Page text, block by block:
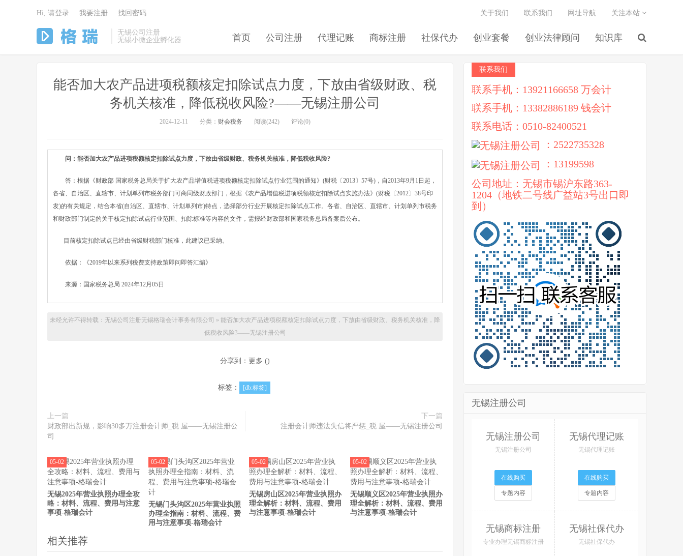
无锡公司注册
无锡小微企业孵化器
首页 公司注册 代理记账 商标注册 社保代办 创业套餐 创业法律顾问 知识库
关于我们 联系我们 网址导航 关注本站
Hi, 请登录 我要注册 找回密码
能否加大农产品进项税额核定扣除试点力度，下放由省级财政、税
务机关核准，降低税收风险?——无锡注册公司
2024-12-11 分类： 财会税务 阅读(242) 评论(0)
问：能否加大农产品进项税额核定扣除试点力度，下放由省级财政、税务机关核准，降低税收风险?
答：根据《财政部 国家税务总局关于扩大农产品增值税进项税额核定扣除试点行业范围的通知》(财税〔2013〕57号)，自2013年9月1日起，
各省、自治区、直辖市、计划单列市税务部门可商同级财政部门，根据《农产品增值税进项税额核定扣除试点实施办法》(财税〔2012〕38号印
发)的有关规定，结合本省(自治区、直辖市、计划单列市)特点，选择部分行业开展核定扣除试点工作。各省、自治区、直辖市、计划单列市税务
和财政部门制定的关于核定扣除试点行业范围、扣除标准等内容的文件，需报经财政部和国家税务总局备案后公布。
目前核定扣除试点已经由省级财税部门核准，此建议已采纳。
依据：《2019年以来系列税费支持政策即问即答汇编》
来源：国家税务总局 2024年12月05日
未经允许不得转载：无锡公司注册无锡格瑞会计事务有限公司 » 能否加大农产品进项税额核定扣除试点力度，下放由省级财政、税务机关核准，降
低税收风险?——无锡注册公司
分享到： 更多 ()
标签： [db:标签]
上一篇
财政部出新规，影响30多万注册会计师_税 屋——无锡注册公
司
下一篇
注册会计师违法失信将严惩_税 屋——无锡注册公司
无锡2025年营业执照办理全攻
略：材料、流程、费用与注意
事项-格瑞会计
05-02
无锡门头沟区2025年营业执照
办理全指南：材料、流程、费
用与注意事项-格瑞会计
05-02
无锡房山区2025年营业执照办
理全解析：材料、流程、费用
与注意事项-格瑞会计
05-02
无锡顺义区2025年营业执照办
理全解析：材料、流程、费用
与注意事项-格瑞会计
05-02
相关推荐
联系我们
联系手机：13921166658 万会计
联系手机：13382886189 钱会计
联系电话：0510-82400521
：2522735328
：13199598
公司地址：无锡市锡沪东路363-
1204（地铁二号线广益站3号出口即
到）
无锡注册公司
无锡注册公司
无锡注册公司
在线购买
专题内容
无锡代理记账
无锡代理记账
在线购买
专题内容
无锡商标注册
专业办理无锡商标注册
无锡社保代办
无锡社保代办